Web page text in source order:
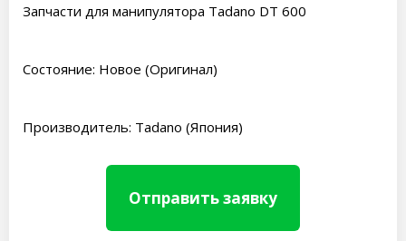
Запчасти для манипулятора Tadano DT 600
Состояние: Новое (Оригинал)
Производитель: Tadano (Япония)
Отправить заявку